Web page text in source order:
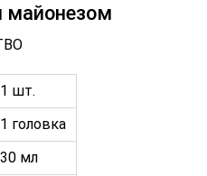
майонезом
1 шт.
1 головка
30 мл